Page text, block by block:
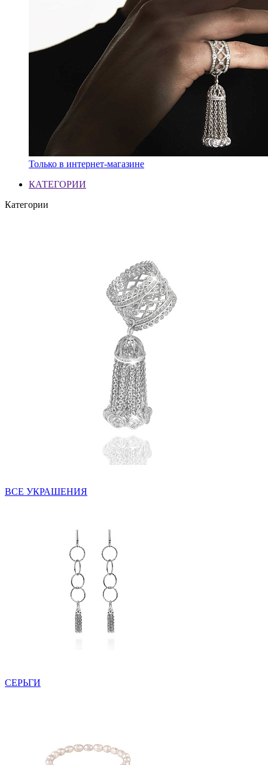
Только в интернет-магазине
КАТЕГОРИИ
Категории
ВСЕ УКРАШЕНИЯ
СЕРЬГИ